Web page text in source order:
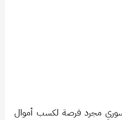
مجرد فرصة لكسب أموال